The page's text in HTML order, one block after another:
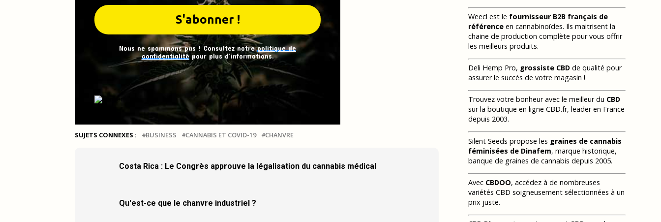
Nous ne spammons pas ! Consultez notrepolitique de
confidentialitépour plus d’informations.
SUJETS CONNEXES : BUSINESS CANNABIS ET COVID-19 CHANVRE
Costa Rica : Le Congrès approuve la légalisation du cannabis médical
Qu'est-ce que le chanvre industriel ?
Weecl est le fournisseur B2B français de
référence en cannabinoïdes. Ils maitrisent la
chaine de production complète pour vous offrir
les meilleurs produits.
Deli Hemp Pro, grossiste CBD de qualité pour
assurer le succès de votre magasin !
Trouvez votre bonheur avec le meilleur du CBD
sur la boutique en ligne CBD.fr, leader en France
depuis 2003.
Silent Seeds propose les graines de cannabis
féminisées de Dinafem, marque historique,
banque de graines de cannabis depuis 2005.
Avec CBDOO, accédez à de nombreuses
variétés CBD soigneusement sélectionnées à un
prix juste.